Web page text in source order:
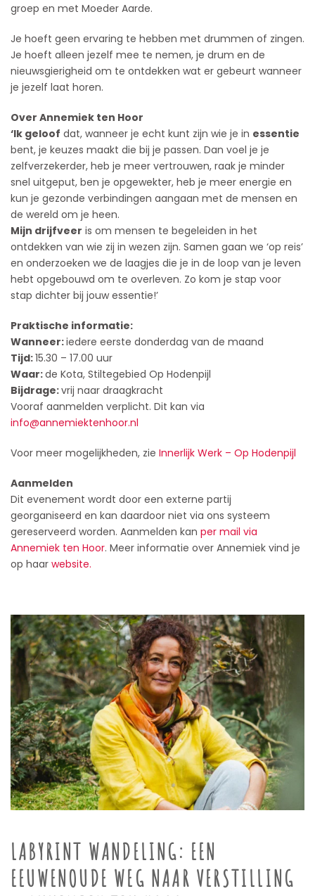
groep en met Moeder Aarde.
Je hoeft geen ervaring te hebben met drummen of zingen.
Je hoeft alleen jezelf mee te nemen, je drum en de
nieuwsgierigheid om te ontdekken wat er gebeurt wanneer
je jezelf laat horen.
Over Annemiek ten Hoor
‘Ik geloof dat, wanneer je echt kunt zijn wie je in essentie
bent, je keuzes maakt die bij je passen. Dan voel je je
zelfverzekerder, heb je meer vertrouwen, raak je minder
snel uitgeput, ben je opgewekter, heb je meer energie en
kun je gezonde verbindingen aangaan met de mensen en
de wereld om je heen.
Mijn drijfveer is om mensen te begeleiden in het
ontdekken van wie zij in wezen zijn. Samen gaan we ‘op reis’
en onderzoeken we de laagjes die je in de loop van je leven
hebt opgebouwd om te overleven. Zo kom je stap voor
stap dichter bij jouw essentie!’
Praktische informatie:
Wanneer:iedere eerste donderdag van de maand
Tijd:15.30 – 17.00 uur
Waar:de Kota, Stiltegebied Op Hodenpijl
Bijdrage:vrij naar draagkracht
Vooraf aanmelden verplicht. Dit kan via
info@annemiektenhoor.nl
Voor meer mogelijkheden, zie Innerlijk Werk – Op Hodenpijl
Aanmelden
Dit evenement wordt door een externe partij
georganiseerd en kan daardoor niet via ons systeem
gereserveerd worden. Aanmelden kan per mail via
Annemiek ten Hoor. Meer informatie over Annemiek vind je
op haar website.
LABYRINT WANDELING: EEN
EEUWENOUDE WEG NAAR VERSTILLING